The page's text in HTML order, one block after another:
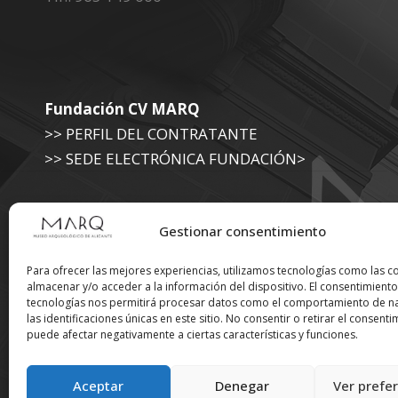
Gestionar consentimiento
Para ofrecer las mejores experiencias, utilizamos tecnologías como las
almacenar y/o acceder a la información del dispositivo. El
tecnologías nos permitirá procesar datos como el comportamiento de
las identificaciones únicas en este sitio. No consentir o retirar el
puede afectar negativamente a ciertas características y funciones.
Aceptar Denegar Ver
Fundación CV MARQ
>> PERFIL DEL CONTRATANTE
>> SEDE ELECTRÓNICA FUNDACIÓN>
>> SEDE ELECTRÓNICA DIPUTACIÓN
Suscríbete a nuestra
Newsletter